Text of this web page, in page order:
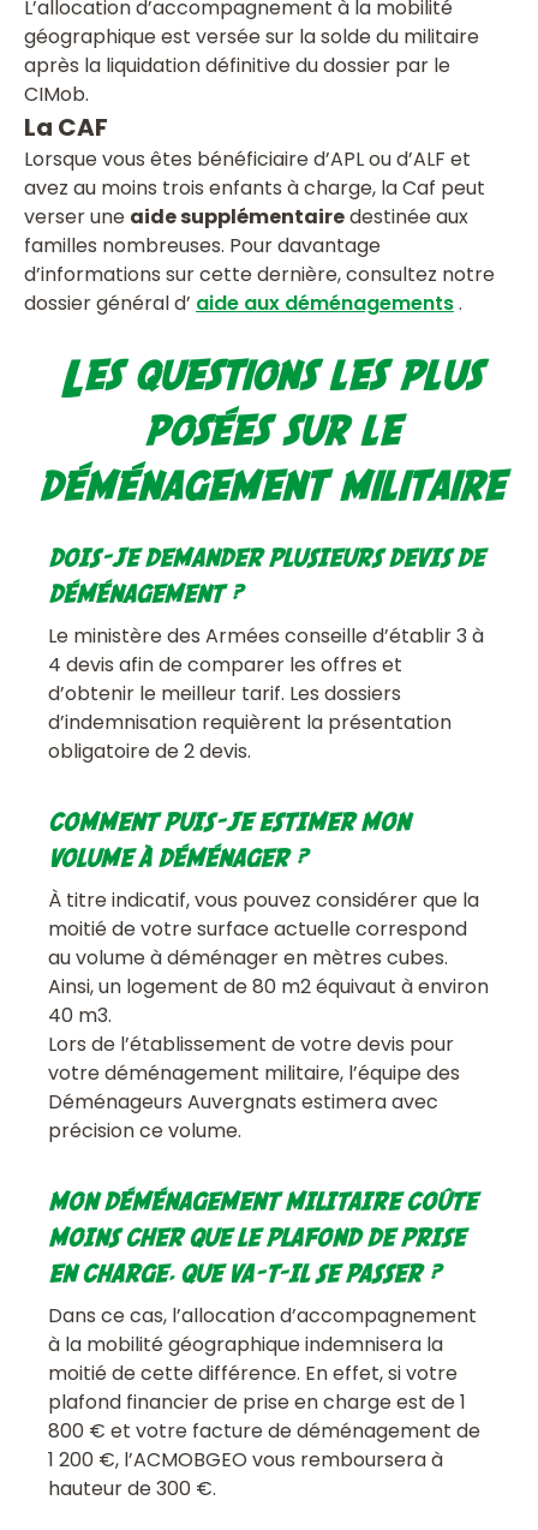
L’allocation d’accompagnement à la mobilité
géographique est versée sur la solde du militaire
après la liquidation définitive du dossier par le
CIMob.
La CAF
Lorsque vous êtes bénéficiaire d’APL ou d’ALF et
avez au moins trois enfants à charge, la Caf peut
verser une aide supplémentairedestinée aux
familles nombreuses. Pour davantage
d’informations sur cette dernière, consultez notre
dossier général d’ aide aux déménagements.
Les questions les plus
posées sur le
déménagement militaire
DOIS-JE DEMANDER PLUSIEURS DEVIS DE
DÉMÉNAGEMENT ?
Le ministère des Armées conseille d’établir 3 à
4 devis afin de comparer les offres et
d’obtenir le meilleur tarif. Les dossiers
d’indemnisation requièrent la présentation
obligatoire de 2 devis.
COMMENT PUIS-JE ESTIMER MON
VOLUME À DÉMÉNAGER ?
À titre indicatif, vous pouvez considérer que la
moitié de votre surface actuelle correspond
au volume à déménager en mètres cubes.
Ainsi, un logement de 80 m2 équivaut à environ
40 m3.
Lors de l’établissement de votre devis pour
votre déménagement militaire, l’équipe des
Déménageurs Auvergnats estimera avec
précision ce volume.
MON DÉMÉNAGEMENT MILITAIRE COÛTE
MOINS CHER QUE LE PLAFOND DE PRISE
EN CHARGE, QUE VA-T-IL SE PASSER ?
Dans ce cas, l’allocation d’accompagnement
à la mobilité géographique indemnisera la
moitié de cette différence. En effet, si votre
plafond financier de prise en charge est de 1
800 € et votre facture de déménagement de
1 200 €, l’ACMOBGEO vous remboursera à
hauteur de 300 €.